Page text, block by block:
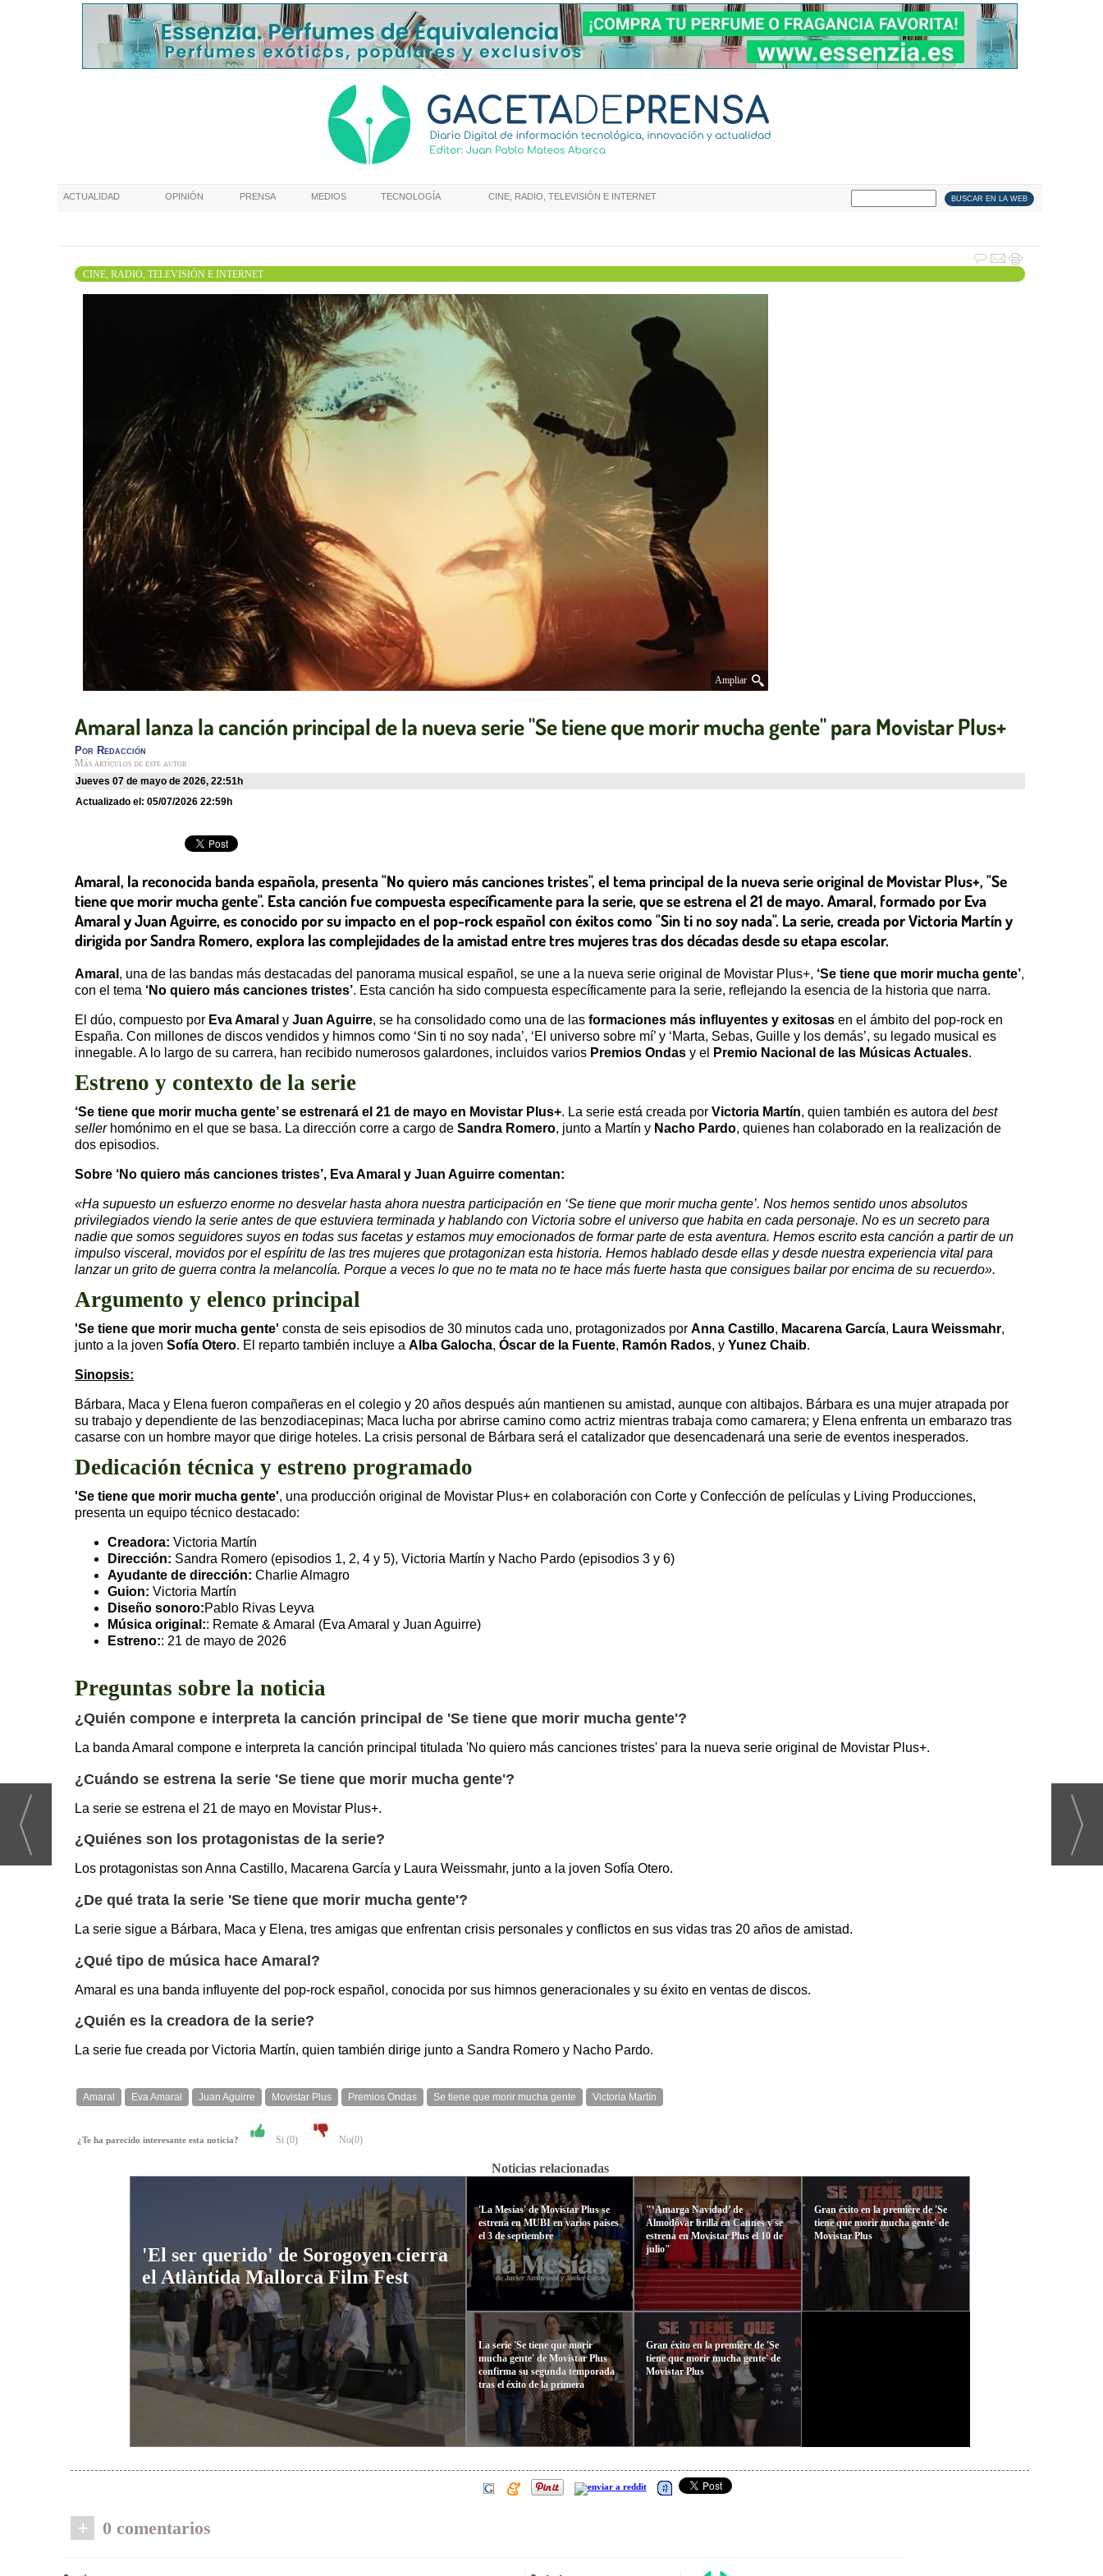
ACTUALIDAD OPINIÓN PRENSA MEDIOS TECNOLOGÍA CINE, RADIO, TELEVISIÓN E INTERNET
CINE, RADIO, TELEVISIÓN E INTERNET
Ampliar
Amaral lanza la canción principal de la nueva serie "Se tiene que morir mucha gente" para Movistar Plus+
Por Redacción
Más artículos de este autor
jueves 07 de mayo de 2026, 22:51h
Actualizado el: 05/07/2026 22:59h
Amaral, la reconocida banda española, presenta "No quiero más canciones tristes", el tema principal de la nueva serie original de Movistar Plus+, "Se
tiene que morir mucha gente". Esta canción fue compuesta específicamente para la serie, que se estrena el 21 de mayo. Amaral, formado por Eva
Amaral y Juan Aguirre, es conocido por su impacto en el pop-rock español con éxitos como "Sin ti no soy nada". La serie, creada por Victoria Martín y
dirigida por Sandra Romero, explora las complejidades de la amistad entre tres mujeres tras dos décadas desde su etapa escolar.
Amaral , una de las bandas más destacadas del panorama musical español, se une a la nueva serie original de Movistar Plus+, ‘Se tiene que morir mucha gente’,
con el tema ‘No quiero más canciones tristes’. Esta canción ha sido compuesta específicamente para la serie, reflejando la esencia de la historia que narra.
El dúo, compuesto por Eva Amaral y Juan Aguirre, se ha consolidado como una de las formaciones más influyentes y exitosas en el ámbito del pop-rock en
España. Con millones de discos vendidos y himnos como ‘Sin ti no soy nada’, ‘El universo sobre mí’ y ‘Marta, Sebas, Guille y los demás’, su legado musical es
innegable. A lo largo de su carrera, han recibido numerosos galardones, incluidos varios Premios Ondas y el Premio Nacional de las Músicas Actuales.
Estreno y contexto de la serie
‘Se tiene que morir mucha gente’ se estrenará el 21 de mayo en Movistar Plus+. La serie está creada por Victoria Martín, quien también es autora del best
sellerhomónimo en el que se basa. La dirección corre a cargo de Sandra Romero, junto a Martín y Nacho Pardo, quienes han colaborado en la realización de
dos episodios.
Sobre ‘No quiero más canciones tristes’, Eva Amaral y Juan Aguirre comentan:
«Ha supuesto un esfuerzo enorme no desvelar hasta ahora nuestra participación en ‘Se tiene que morir mucha gente’. Nos hemos sentido unos absolutos
privilegiados viendo la serie antes de que estuviera terminada y hablando con Victoria sobre el universo que habita en cada personaje. No es un secreto para
nadie que somos seguidores suyos en todas sus facetas y estamos muy emocionados de formar parte de esta aventura. Hemos escrito esta canción a partir de un
impulso visceral, movidos por el espíritu de las tres mujeres que protagonizan esta historia. Hemos hablado desde ellas y desde nuestra experiencia vital para
lanzar un grito de guerra contra la melancolía. Porque a veces lo que no te mata no te hace más fuerte hasta que consigues bailar por encima de su recuerdo».
Argumento y elenco principal
'Se tiene que morir mucha gente' consta de seis episodios de 30 minutos cada uno, protagonizados por Anna Castillo, Macarena García, Laura Weissmahr,
junto a la joven Sofía Otero. El reparto también incluye a Alba Galocha, Óscar de la Fuente, Ramón Rados, y Yunez Chaib.
Sinopsis:
Bárbara, Maca y Elena fueron compañeras en el colegio y 20 años después aún mantienen su amistad, aunque con altibajos. Bárbara es una mujer atrapada por
su trabajo y dependiente de las benzodiacepinas; Maca lucha por abrirse camino como actriz mientras trabaja como camarera; y Elena enfrenta un embarazo tras
casarse con un hombre mayor que dirige hoteles. La crisis personal de Bárbara será el catalizador que desencadenará una serie de eventos inesperados.
Dedicación técnica y estreno programado
'Se tiene que morir mucha gente', una producción original de Movistar Plus+ en colaboración con Corte y Confección de películas y Living Producciones,
presenta un equipo técnico destacado:
Creadora: Victoria Martín
Dirección: Sandra Romero (episodios 1, 2, 4 y 5), Victoria Martín y Nacho Pardo (episodios 3 y 6)
Ayudante de dirección: Charlie Almagro
Guion: Victoria Martín
Diseño sonoro:Pablo Rivas Leyva
Música original:: Remate & Amaral (Eva Amaral y Juan Aguirre)
Estreno:: 21 de mayo de 2026
Preguntas sobre la noticia
¿Quién compone e interpreta la canción principal de 'Se tiene que morir mucha gente'?
La banda Amaral compone e interpreta la canción principal titulada 'No quiero más canciones tristes' para la nueva serie original de Movistar Plus+.
¿Cuándo se estrena la serie 'Se tiene que morir mucha gente'?
La serie se estrena el 21 de mayo en Movistar Plus+.
¿Quiénes son los protagonistas de la serie?
Los protagonistas son Anna Castillo, Macarena García y Laura Weissmahr, junto a la joven Sofía Otero.
¿De qué trata la serie 'Se tiene que morir mucha gente'?
La serie sigue a Bárbara, Maca y Elena, tres amigas que enfrentan crisis personales y conflictos en sus vidas tras 20 años de amistad.
¿Qué tipo de música hace Amaral?
Amaral es una banda influyente del pop-rock español, conocida por sus himnos generacionales y su éxito en ventas de discos.
¿Quién es la creadora de la serie?
La serie fue creada por Victoria Martín, quien también dirige junto a Sandra Romero y Nacho Pardo.
Amaral Eva Amaral Juan Aguirre Movistar Plus Premios Ondas Se tiene que morir mucha gente Victoria Martín
¿Te ha parecido interesante esta noticia? Si (0) No(0)
Noticias relacionadas
'El ser querido' de Sorogoyen cierra
el Atlàntida Mallorca Film Fest
'La Mesías' de Movistar Plus se
estrena en MUBI en varios países
el 3 de septiembre
La serie 'Se tiene que morir
mucha gente' de Movistar Plus
confirma su segunda temporada
tras el éxito de la primera
"‘Amarga Navidad’ de
Almodóvar brilla en Cannes y se
estrena en Movistar Plus el 10 de
julio"
Gran éxito en la première de 'Se
tiene que morir mucha gente' de
Movistar Plus
Gran éxito en la première de 'Se
tiene que morir mucha gente' de
Movistar Plus
+ 0 comentarios